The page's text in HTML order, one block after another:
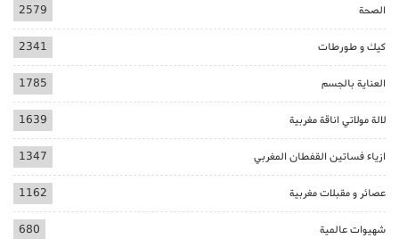
الصحة 2579
كيك و طورطات 2341
العناية بالجسم 1785
لالة مولاتي اناقة مغربية 1639
ازياء فساتين القفطان المغربي 1347
عصائر و مقبلات مغربية 1162
شهيوات عالمية 680